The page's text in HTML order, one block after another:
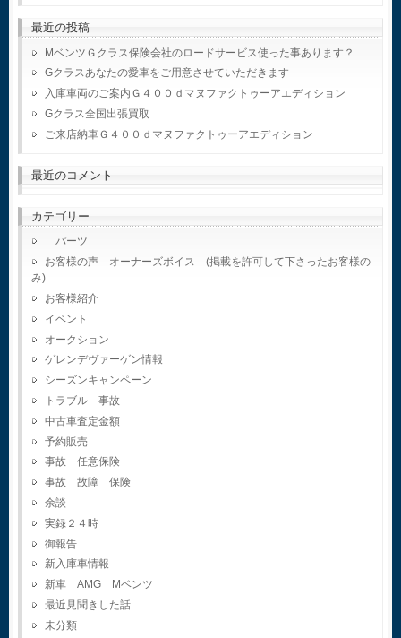
最近の投稿
MベンツＧクラス保険会社のロードサービス使った事あります？
Gクラスあなたの愛車をご用意させていただきます
入庫車両のご案内Ｇ４００ｄマヌファクトゥーアエディション
Gクラス全国出張買取
ご来店納車Ｇ４００ｄマヌファクトゥーアエディション
最近のコメント
カテゴリー
パーツ
お客様の声 オーナーズボイス (掲載を許可して下さったお客様の
み)
お客様紹介
イベント
オークション
ゲレンデヴァーゲン情報
シーズンキャンペーン
トラブル 事故
中古車査定金額
予約販売
事故 任意保険
事故 故障 保険
余談
実録２４時
御報告
新入庫車情報
新車 AMG Mベンツ
最近見聞きした話
未分類